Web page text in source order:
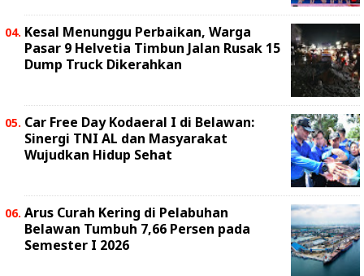
Kesal Menunggu Perbaikan, Warga
Pasar 9 Helvetia Timbun Jalan Rusak 15
Dump Truck Dikerahkan
Car Free Day Kodaeral I di Belawan:
Sinergi TNI AL dan Masyarakat
Wujudkan Hidup Sehat
Arus Curah Kering di Pelabuhan
Belawan Tumbuh 7,66 Persen pada
Semester I 2026